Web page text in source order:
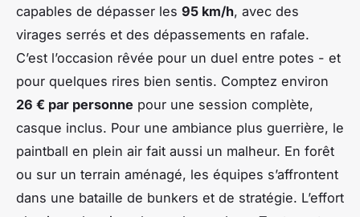
capables de dépasser les 95 km/h, avec des
virages serrés et des dépassements en rafale.
C’est l’occasion rêvée pour un duel entre potes - et
pour quelques rires bien sentis. Comptez environ
26 € par personne pour une session complète,
casque inclus. Pour une ambiance plus guerrière, le
paintball en plein air fait aussi un malheur. En forêt
ou sur un terrain aménagé, les équipes s’affrontent
dans une bataille de bunkers et de stratégie. L’effort